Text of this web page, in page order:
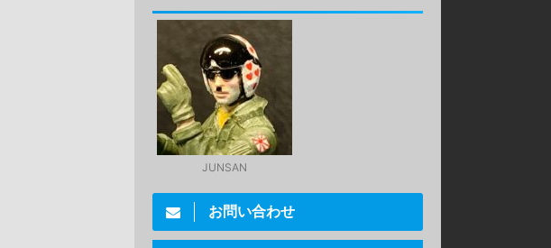
JUNSAN
お問い合わせ